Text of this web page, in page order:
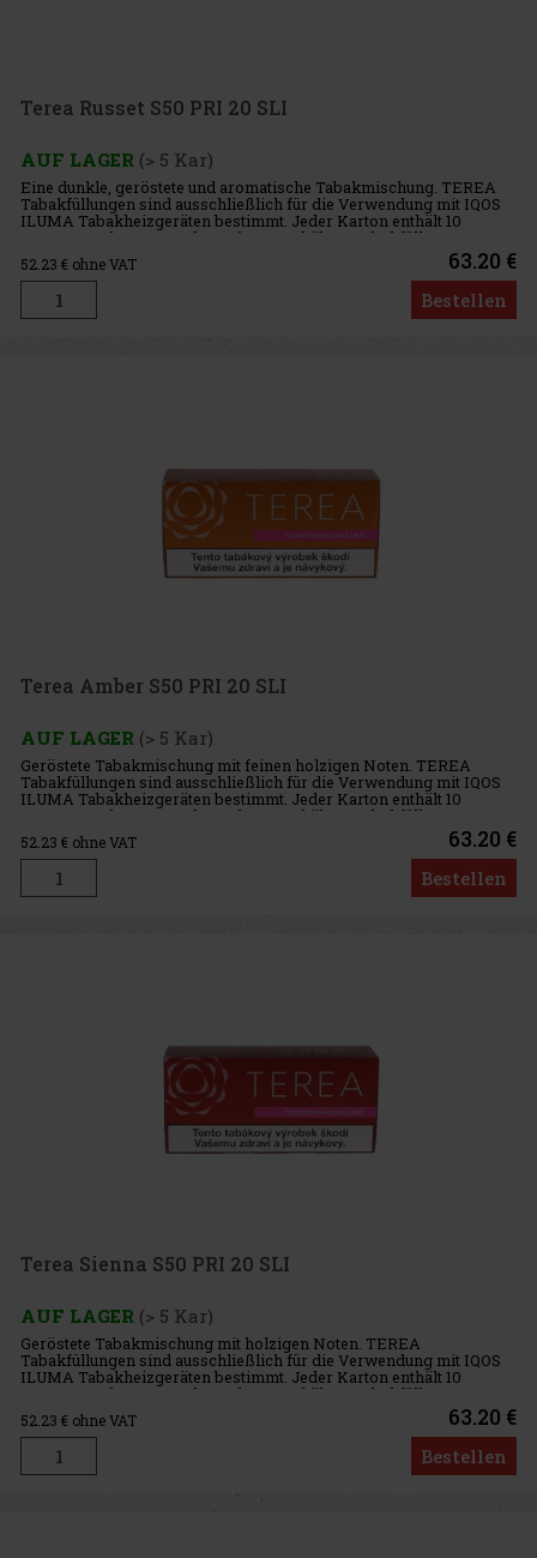
Terea Russet S50 PRI 20 SLI
AUF LAGER (> 5 Kar)
Eine dunkle, geröstete und aromatische Tabakmischung. TEREA
Tabakfüllungen sind ausschließlich für die Verwendung mit IQOS
ILUMA Tabakheizgeräten bestimmt. Jeder Karton enthält 10
TEREA-Packungen. Jede Packung enthält 20 Tabakfüllungen.
Intensität:
52.23 € ohne VAT 63.20 €
Bestellen
Terea Amber S50 PRI 20 SLI
AUF LAGER (> 5 Kar)
Geröstete Tabakmischung mit feinen holzigen Noten. TEREA
Tabakfüllungen sind ausschließlich für die Verwendung mit IQOS
ILUMA Tabakheizgeräten bestimmt. Jeder Karton enthält 10
TEREA-Packungen. Jede Packung enthält 20 Tabakfüllungen.
Intensität: 6/1
52.23 € ohne VAT 63.20 €
Bestellen
Terea Sienna S50 PRI 20 SLI
AUF LAGER (> 5 Kar)
Geröstete Tabakmischung mit holzigen Noten. TEREA
Tabakfüllungen sind ausschließlich für die Verwendung mit IQOS
ILUMA Tabakheizgeräten bestimmt. Jeder Karton enthält 10
TEREA-Packungen. Jede Packung enthält 20 Tabakfüllungen.
Intensität: 7/10
52.23 € ohne VAT 63.20 €
Bestellen